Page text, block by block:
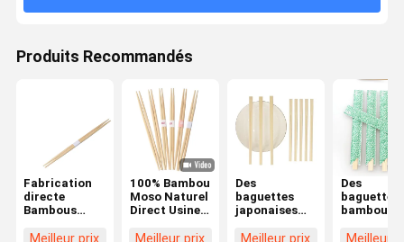
Produits Recommandés
Fabrication
directe
Bambous
baguettes
100% Bambou
Moso Naturel
Direct Usine
Baguettes
Des
baguettes
japonaises
dégradables,
Des
baguettes
bambou à
lisses et